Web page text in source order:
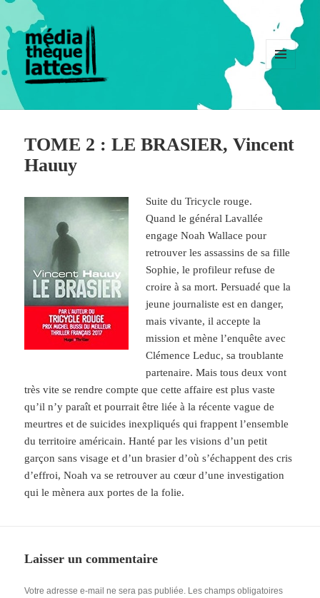
MENU
WIDGETS
TOME 2 : LE BRASIER, Vincent
Hauuy
Suite du Tricycle rouge.
Quand le général Lavallée
engage Noah Wallace pour
retrouver les assassins de sa fille
Sophie, le profileur refuse de
croire à sa mort. Persuadé que la
jeune journaliste est en danger,
mais vivante, il accepte la
mission et mène l’enquête avec
Clémence Leduc, sa troublante
partenaire. Mais tous deux vont
très vite se rendre compte que cette affaire est plus vaste
qu’il n’y paraît et pourrait être liée à la récente vague de
meurtres et de suicides inexpliqués qui frappent l’ensemble
du territoire américain. Hanté par les visions d’un petit
garçon sans visage et d’un brasier d’où s’échappent des cris
d’effroi, Noah va se retrouver au cœur d’une investigation
qui le mènera aux portes de la folie.
Laisser un commentaire
Votre adresse e-mail ne sera pas publiée. Les champs obligatoires